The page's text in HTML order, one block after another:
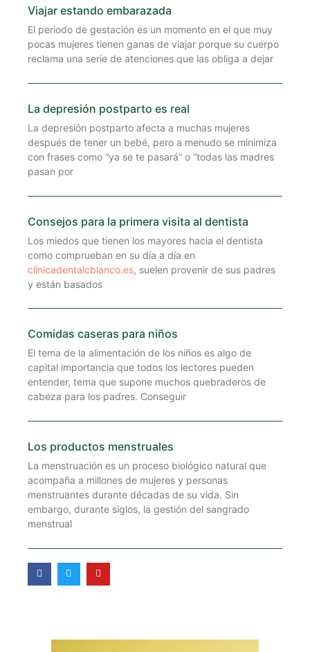
Viajar estando embarazada
El periodo de gestación es un momento en el que muy
pocas mujeres tienen ganas de viajar porque su cuerpo
reclama una serie de atenciones que las obliga a dejar
La depresión postparto es real
La depresión postparto afecta a muchas mujeres
después de tener un bebé, pero a menudo se minimiza
con frases como “ya se te pasará” o “todas las madres
pasan por
Consejos para la primera visita al dentista
Los miedos que tienen los mayores hacia el dentista
como comprueban en su día a día en
clínicadentalcblanco.es, suelen provenir de sus padres
y están basados
Comidas caseras para niños
El tema de la alimentación de los niños es algo de
capital importancia que todos los lectores pueden
entender, tema que supone muchos quebraderos de
cabeza para los padres. Conseguir
Los productos menstruales
La menstruación es un proceso biológico natural que
acompaña a millones de mujeres y personas
menstruantes durante décadas de su vida. Sin
embargo, durante siglos, la gestión del sangrado
menstrual
F
a
c
T
w
i
Y
o
u